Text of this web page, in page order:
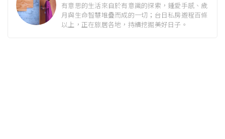
有意思的生活來自於有意識的探索，鍾愛手感、歲
月與生命智慧堆疊而成的一切；台日私房遊程百條
以上，正在旅居各地，持續挖掘美好日子。